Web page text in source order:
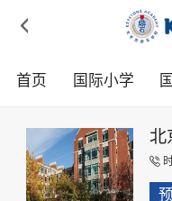

首页 国际小学
北
